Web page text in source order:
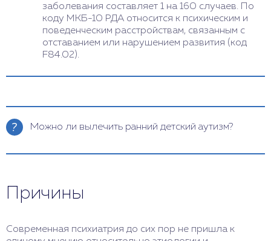
заболевания составляет 1 на 160 случаев. По
коду МКБ-10 РДА относится к психическим и
поведенческим расстройствам, связанным с
отставанием или нарушением развития (код
F84.02).
Можно ли вылечить ранний детский аутизм?
Полностью вылечить данное заболевание
при своевременной диагностике и комплексном
раннего детского аутизма включает
Причины
Современная психиатрия до сих пор не пришла к